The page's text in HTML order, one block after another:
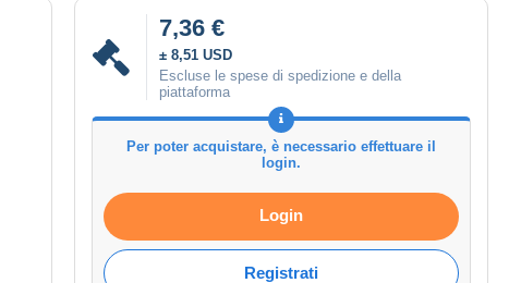
7,36 €
± 8,51 USD
Escluse le spese di spedizione e della
piattaforma
Per poter acquistare, è necessario effettuare il
login.
Login
Registrati